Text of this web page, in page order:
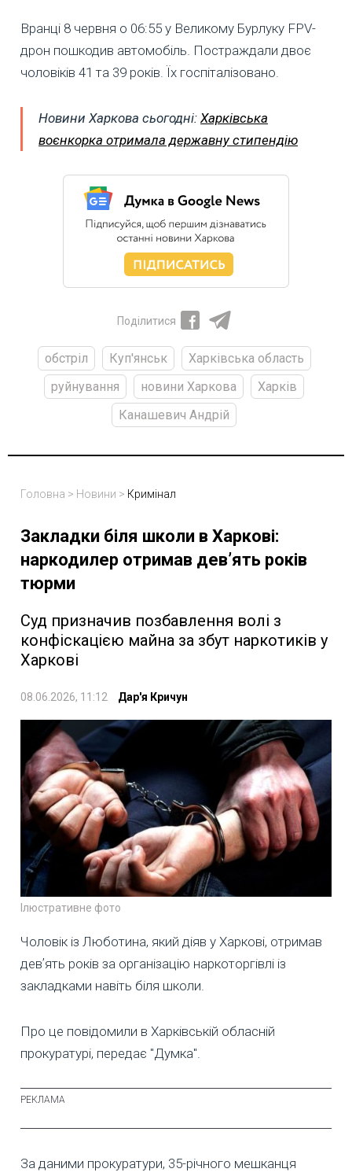
Вранці 8 червня о 06:55 у Великому Бурлуку FPV-
дрон пошкодив автомобіль. Постраждали двоє
чоловіків 41 та 39 років. Їх госпіталізовано.
Новини Харкова сьогодні: Харківська
воєнкорка отримала державну стипендію
Поділитися
обстріл Куп'янськ
Харківська область
руйнування
новини Харкова
Харків
Канашевич Андрій
Головна > Новини > Кримінал
Закладки біля школи в Харкові:
наркодилер отримав девʼять років
тюрми
Суд призначив позбавлення волі з
конфіскацією майна за збут наркотиків у
Харкові
08.06.2026, 11:12 Дар'я Кричун
Ілюстративне фото
Чоловік із Люботина, який діяв у Харкові, отримав
девʼять років за організацію наркоторгівлі із
закладками навіть біля школи.
Про це повідомили в Харківській обласній
прокуратурі, передає "Думка".
За даними прокуратури, 35-річного мешканця